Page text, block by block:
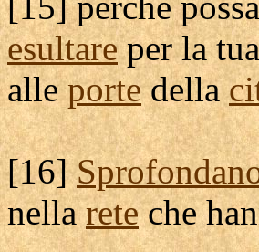
esultareper la
alleportedella
[16]
nellareteche